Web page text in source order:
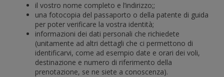
il vostro nome completo e l’indirizzo;;
una fotocopia del passaporto o della patente di guida
per poter verificare la vostra identità;
informazioni dei dati personali che richiedete
(unitamente ad altri dettagli che ci permettono di
identificarvi, come ad esempio date e orari dei voli,
destinazione e numero di riferimento della
prenotazione, se ne siete a conoscenza).